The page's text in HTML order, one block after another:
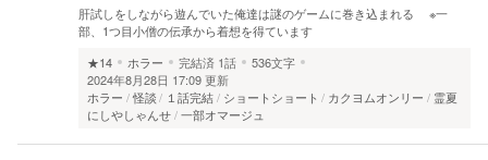
肝試しをしながら遊んでいた俺達は謎のゲームに巻き込まれる ※一
部、1つ目小僧の伝承から着想を得ています
★14
ホラー 完結済 1話
536文字
2024年8月28日 17:09 更新
ホラー 怪談 １話完結 ショートショート カクヨムオンリー
霊夏
にしやしゃんせ 一部オマージュ